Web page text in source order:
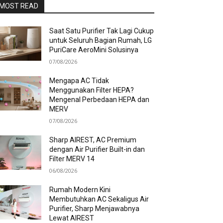
READ
Saat Satu Purifier Tak Lagi Cukup
untuk Seluruh Bagian Rumah, LG
PuriCare AeroMini Solusinya
07/08/2026
Mengapa AC Tidak
Menggunakan Filter HEPA?
Mengenal Perbedaan HEPA dan
MERV
07/08/2026
Sharp AIREST, AC Premium
dengan Air Purifier Built-in dan
Filter MERV 14
06/08/2026
Rumah Modern Kini
Membutuhkan AC Sekaligus Air
Purifier, Sharp Menjawabnya
Lewat AIREST